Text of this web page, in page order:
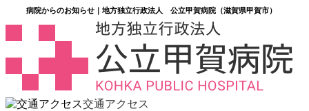
病院からのお知らせ｜地方独立行政法人 公立甲賀病院（滋賀県甲賀市）
交通アクセス